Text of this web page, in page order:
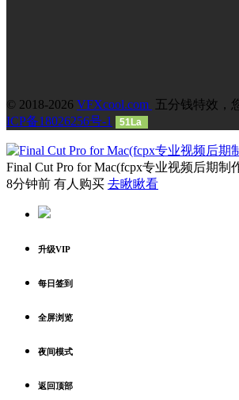
Final Cut Pro for Mac(fcpx专业视频后期制
8分钟前 有人购买
去瞅瞅看
升级VIP
每日签到
全屏浏览
夜间模式
返回顶部
首页 发现 VIP